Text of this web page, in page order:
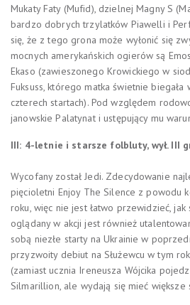
Mukaty Faty (Mufid), dzielnej Magny S
bardzo dobrych trzylatków Piawelli i
się, że z tego grona może wyłonić się
mocnych amerykańskich ogierów są
Ekaso (zawieszonego Krowickiego w
Fuksuss, którego matka świetnie
czterech startach). Pod względem
janowskie Palatynat i ustępujący mu
III: 4-letnie i starsze folbluty, wył. III
Wycofany został Jedi. Zdecydowanie
pięcioletni Enjoy The Silence z powodu
roku, więc nie jest łatwo przewidzieć, jak
oglądany w akcji jest również
sobą niezłe starty na Ukrainie w
przyzwoity debiut na Służewcu w tym
(zamiast ucznia Ireneusza Wójcika
Silmarillion, ale wydają się mieć większe